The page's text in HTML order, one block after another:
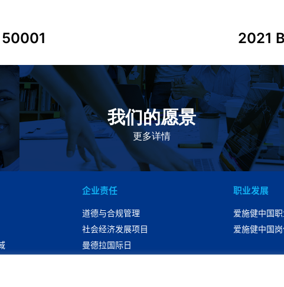
2021
我们的愿景
更多详情
作为一个负责任的企业公民，在全球提供优质和患者可
及的药物，传递我们的价值。
企业责任
道德与合规管理
社会经济发展项目
曼德拉国际日
职业发展
爱施健中国
爱施健中国